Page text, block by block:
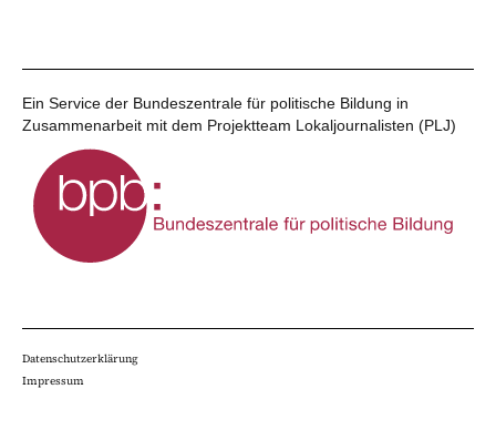
Ein Service der Bundeszentrale für politische Bildung in
Zusammenarbeit mit dem Projektteam Lokaljournalisten (PLJ)
Datenschutzerklärung
Impressum